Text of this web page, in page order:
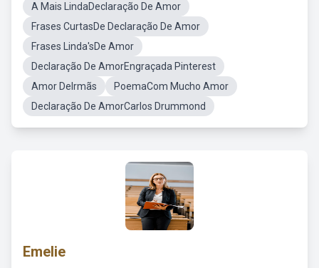
A Mais LindaDeclaração De Amor
Frases CurtasDe Declaração De Amor
Frases Linda'sDe Amor
Declaração De AmorEngraçada Pinterest
Amor DeIrmãs
PoemaCom Mucho Amor
Declaração De AmorCarlos Drummond
Emelie